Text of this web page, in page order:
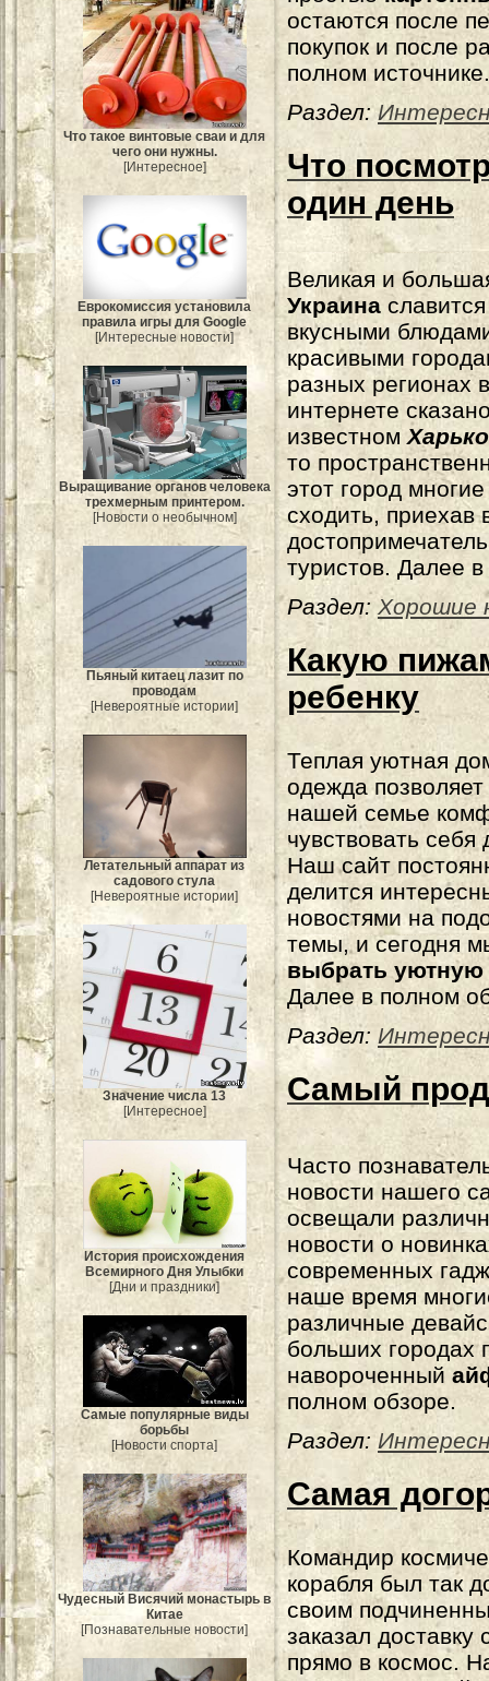
Что такое винтовые сваи и для
чего они нужны.
[Интересное]
Еврокомиссия установила
правила игры для Google
[Интересные новости]
Выращивание органов человека
трехмерным принтером.
[Новости о необычном]
Пьяный китаец лазит по
проводам
[Невероятные истории]
Летательный аппарат из
садового стула
[Невероятные истории]
Значение числа 13
[Интересное]
История происхождения
Всемирного Дня Улыбки
[Дни и праздники]
Самые популярные виды
борьбы
[Новости спорта]
Чудесный Висячий монастырь в
Китае
[Познавательные новости]
остаются после
покупок и после
полном источнике.
Раздел:
Что
один день
Великая и
Украина
вкусными
красивыми
разных регионах в
интернете
известном
то
этот город
сходить, приехав
туристов. Далее
Раздел: Хорошие
Какую
ребенку
Теплая уютная
одежда
нашей семье
чувствовать себя
Наш сайт
делится
новостями на
темы, и сегодня
выбрать
Далее в полном
Раздел:
Самый
Часто
новости нашего
освещали
новости о
современных
наше время
различные
больших городах
навороченный
полном обзоре.
Раздел:
Самая
Командир
корабля был так
своим
заказал доставку
прямо в космос.